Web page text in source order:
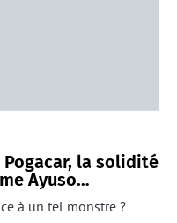
Pogacar, la solidité
Ayuso…
à un tel monstre ?